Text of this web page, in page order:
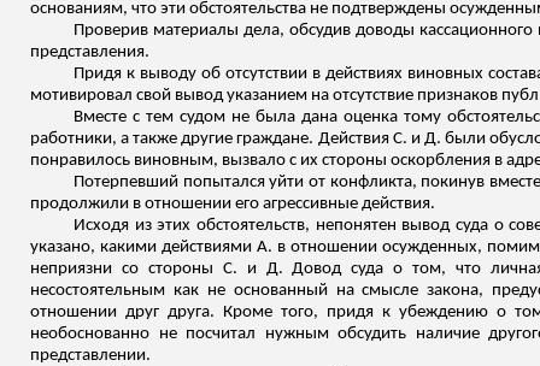
основаниям, что эти обстоятельства не подтверждены
Проверив материалы дела, обсудив доводы
представления.
Придя к выводу об отсутствии в действиях виновных
мотивировал свой вывод указанием на отсутствие признаков
Вместе с тем судом не была дана оценка тому
работники, а также другие граждане. Действия С. и Д. были
понравилось виновным, вызвало с их стороны оскорбления в
Потерпевший попытался уйти от конфликта, покинув
продолжили в отношении его агрессивные действия.
Исходя из этих обстоятельств, непонятен вывод суда о
указано, какими действиями А. в отношении осужденных,
неприязни со стороны С. и Д. Довод суда о том, что
несостоятельным как не основанный на смысле закона,
отношении друг друга. Кроме того, придя к убеждению о
необоснованно не посчитал нужным обсудить наличие
представлении.